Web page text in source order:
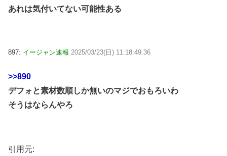
あれは気付いてない可能性ある
897: イージャン速報 2025/03/23(日) 11:18:49.36
>>890
デフォと素材数順しか無いのマジでおもろいわ
そうはならんやろ
引用元: